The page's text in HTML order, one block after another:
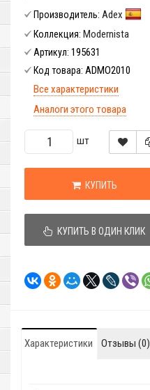
Производитель: Adex
Коллекция: Modernista
Артикул: 195631
Код товара: ADMO2010
Все характеристики
Аналоги этого товара
шт
КУПИТЬ
КУПИТЬ В ОДИН КЛИК
Характеристики Отзывы (0)